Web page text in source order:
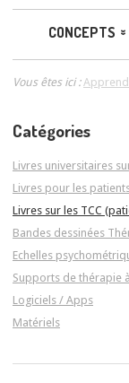
CONCEPTS
Vous êtes ici :
Catégories
Livres universitaires
Livres pour les
Livres sur les TCC
Bandes dessinées
Echelles
Supports de thérapie
Logiciels / Apps
Matériels